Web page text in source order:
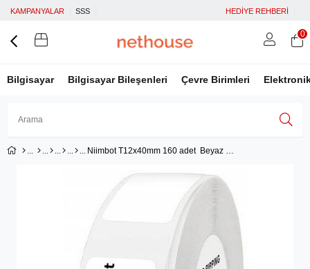
KAMPANYALAR SSS HEDİYE REHBERİ
Bilgisayar Bilgisayar Bileşenleri Çevre Birimleri
Facebook İle Bağlan
Google İle Bağlan
0
Niimbot T12x40mm 160 adet Beyaz Etiket ( D11, D110, D101, H1S)